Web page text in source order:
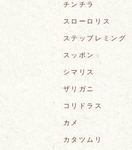
チンチラ
スローロリス
ステップレミング
スッポン
シマリス
ザリガニ
コリドラス
カメ
カタツムリ